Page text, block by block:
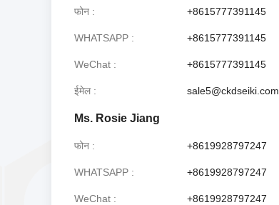
फोन +8615777391145
WHATSAPP +8615777391145
WeChat +8615777391145
ईमेल sale5@ckdseiki.com
Ms. Rosie Jiang
फोन +8619928797247
WHATSAPP +8619928797247
WeChat +8619928797247